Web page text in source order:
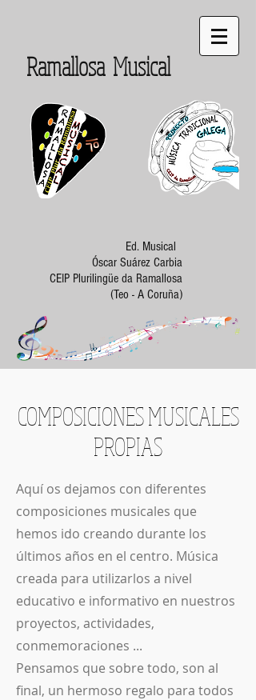
Ramallosa Musical
Ed. Musical
Óscar Suárez Carbia
CEIP Plurilingüe da Ramallosa
(Teo - A Coruña)
COMPOSICIONES MUSICALES
PROPIAS
Aquí os dejamos con diferentes
composiciones musicales que
hemos ido creando durante los
últimos años en el centro. Música
creada para utilizarlos a nivel
educativo e informativo en nuestros
proyectos, actividades,
conmemoraciones ...
Pensamos que sobre todo, son al
final, un hermoso regalo para todos